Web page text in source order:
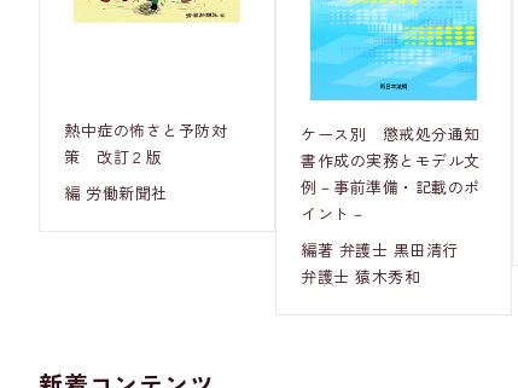
熱中症の怖さと予防対
策 改訂２版
編 労働新聞社
ケース別 懲戒処分通知
書作成の実務とモデル文
例－事前準備・記載のポ
イント－
編著 弁護士 黒田清行
弁護士 猿木秀和